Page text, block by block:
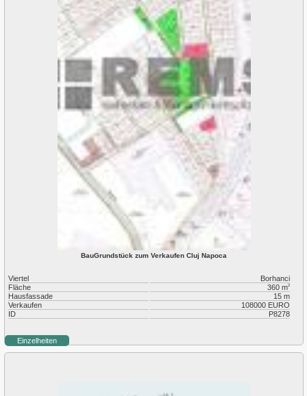
BauGrundstück zum Verkaufen Cluj Napoca
Viertel
Borhanci
Fläche
360 m2
Hausfassade
15 m
Verkaufen
108000 EURO
ID
P8278
Einzelheiten